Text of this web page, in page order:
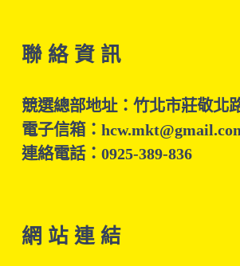
聯 絡 資 訊
競選總部地址：竹北市莊敬北
電子信箱：
連絡電話：0925-389-836
網 站 連 結